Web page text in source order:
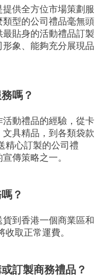
供全方位市場策劃服
型的公司禮品毫無頭
貼身的活動禮品訂製
象、能夠充分展現品
嗎？
動禮品的經驗，從卡
具精品，到各類袋款
精心訂製的公司禮
傳策略之一。
？
到香港一個商業區和
取正常運費。
訂製商務禮品？